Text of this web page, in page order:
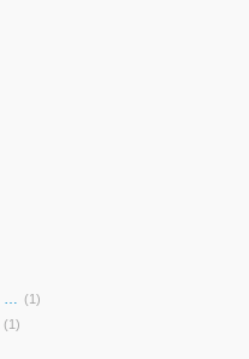
UNLaR - Universidad Nacional de La Rioja (1)
(1)